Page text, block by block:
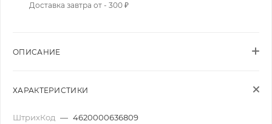
Доставка завтра от - 300 ₽
ОПИСАНИЕ
ХАРАКТЕРИСТИКИ
ШтрихКод — 4620000636809